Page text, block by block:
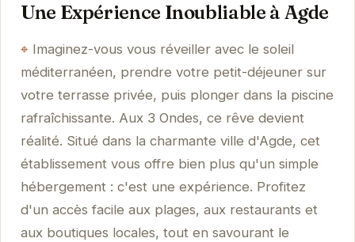
Une Expérience Inoubliable à Agde
Imaginez-vous vous réveiller avec le soleil
méditerranéen, prendre votre petit-déjeuner sur
votre terrasse privée, puis plonger dans la piscine
rafraîchissante. Aux 3 Ondes, ce rêve devient
réalité. Situé dans la charmante ville d'Agde, cet
établissement vous offre bien plus qu'un simple
hébergement : c'est une expérience. Profitez
d'un accès facile aux plages, aux restaurants et
aux boutiques locales, tout en savourant le